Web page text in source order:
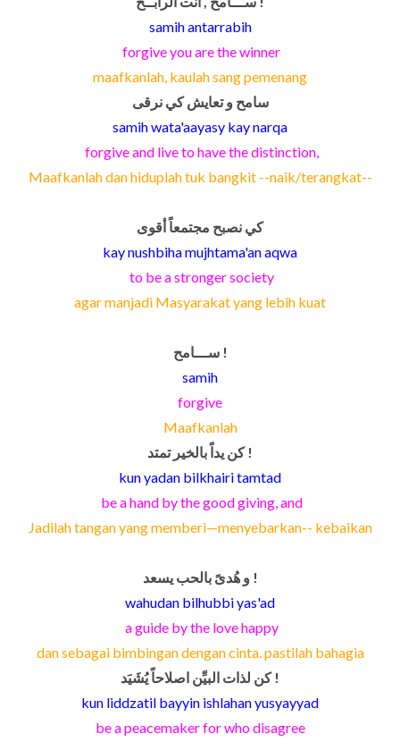
samih antarrabih
forgive you are the winner
maafkanlah, kaulah sang pemenang
سامح و تعايش كي نرقى
samih wata'aayasy kay narqa
forgive and live to have the distinction,
Maafkanlah dan hiduplah tuk bangkit --naik/terangkat--
كي نصبح مجتمعاً أقوى
kay nushbiha mujhtama'an aqwa
to be a stronger society
agar manjadi Masyarakat yang lebih kuat
ســـامح !
samih
forgive
Maafkanlah
كن يداً بالخير تمتد !
kun yadan bilkhairi tamtad
be a hand by the good giving, and
Jadilah tangan yang memberi—menyebarkan-- kebaikan
و هُدىً بالحب يسعد !
wahudan bilhubbi yas'ad
a guide by the love happy
dan sebagai bimbingan dengan cinta. pastilah bahagia
كن لذات البيِّن اصلاحاً يُشَيَد !
kun liddzatil bayyin ishlahan yusyayyad
be a peacemaker for who disagree